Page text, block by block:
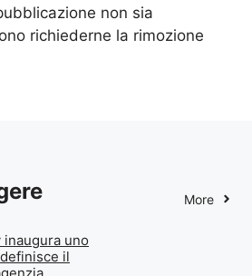
non sia
richiederne la rimozione
More
inaugura uno
il